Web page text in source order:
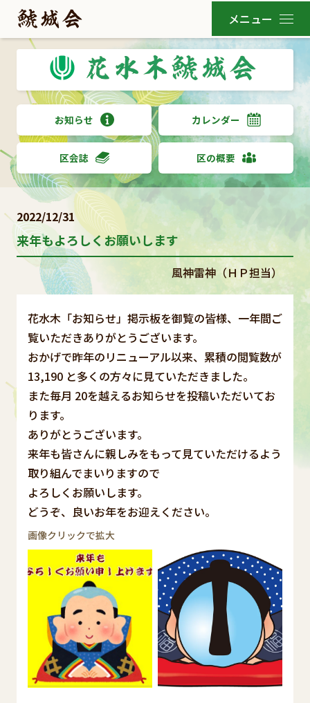
お知らせ カレンダー
区会誌 区の概要
2022/12/31
来年もよろしくお願いします
風神雷神（ＨＰ担当）
花水木「お知らせ」掲示板を御覧の皆様、一年間ご
覧いただきありがとうございます。
おかげで昨年のリニューアル以来、累積の閲覧数が
13,190 と多くの方々に見ていただきました。
また毎月 20を越えるお知らせを投稿いただいてお
ります。
ありがとうございます。
来年も皆さんに親しみをもって見ていただけるよう
取り組んでまいりますので
よろしくお願いします。
どうぞ、良いお年をお迎えください。
画像クリックで拡大